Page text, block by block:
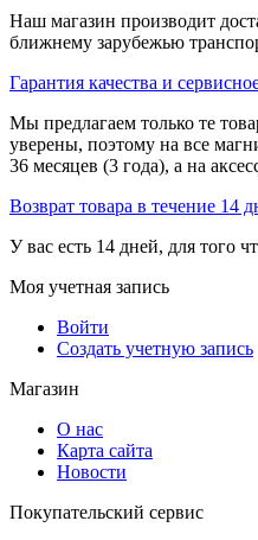
Наш магазин производит
ближнему зарубежью
Гарантия качества и
Мы предлагаем только те
уверены, поэтому на все
36 месяцев (3 года), а на
Возврат товара в течение 14
У вас есть 14 дней, для того
Моя учетная запись
Войти
Создать учетную запись
Магазин
О нас
Карта сайта
Новости
Покупательский сервис